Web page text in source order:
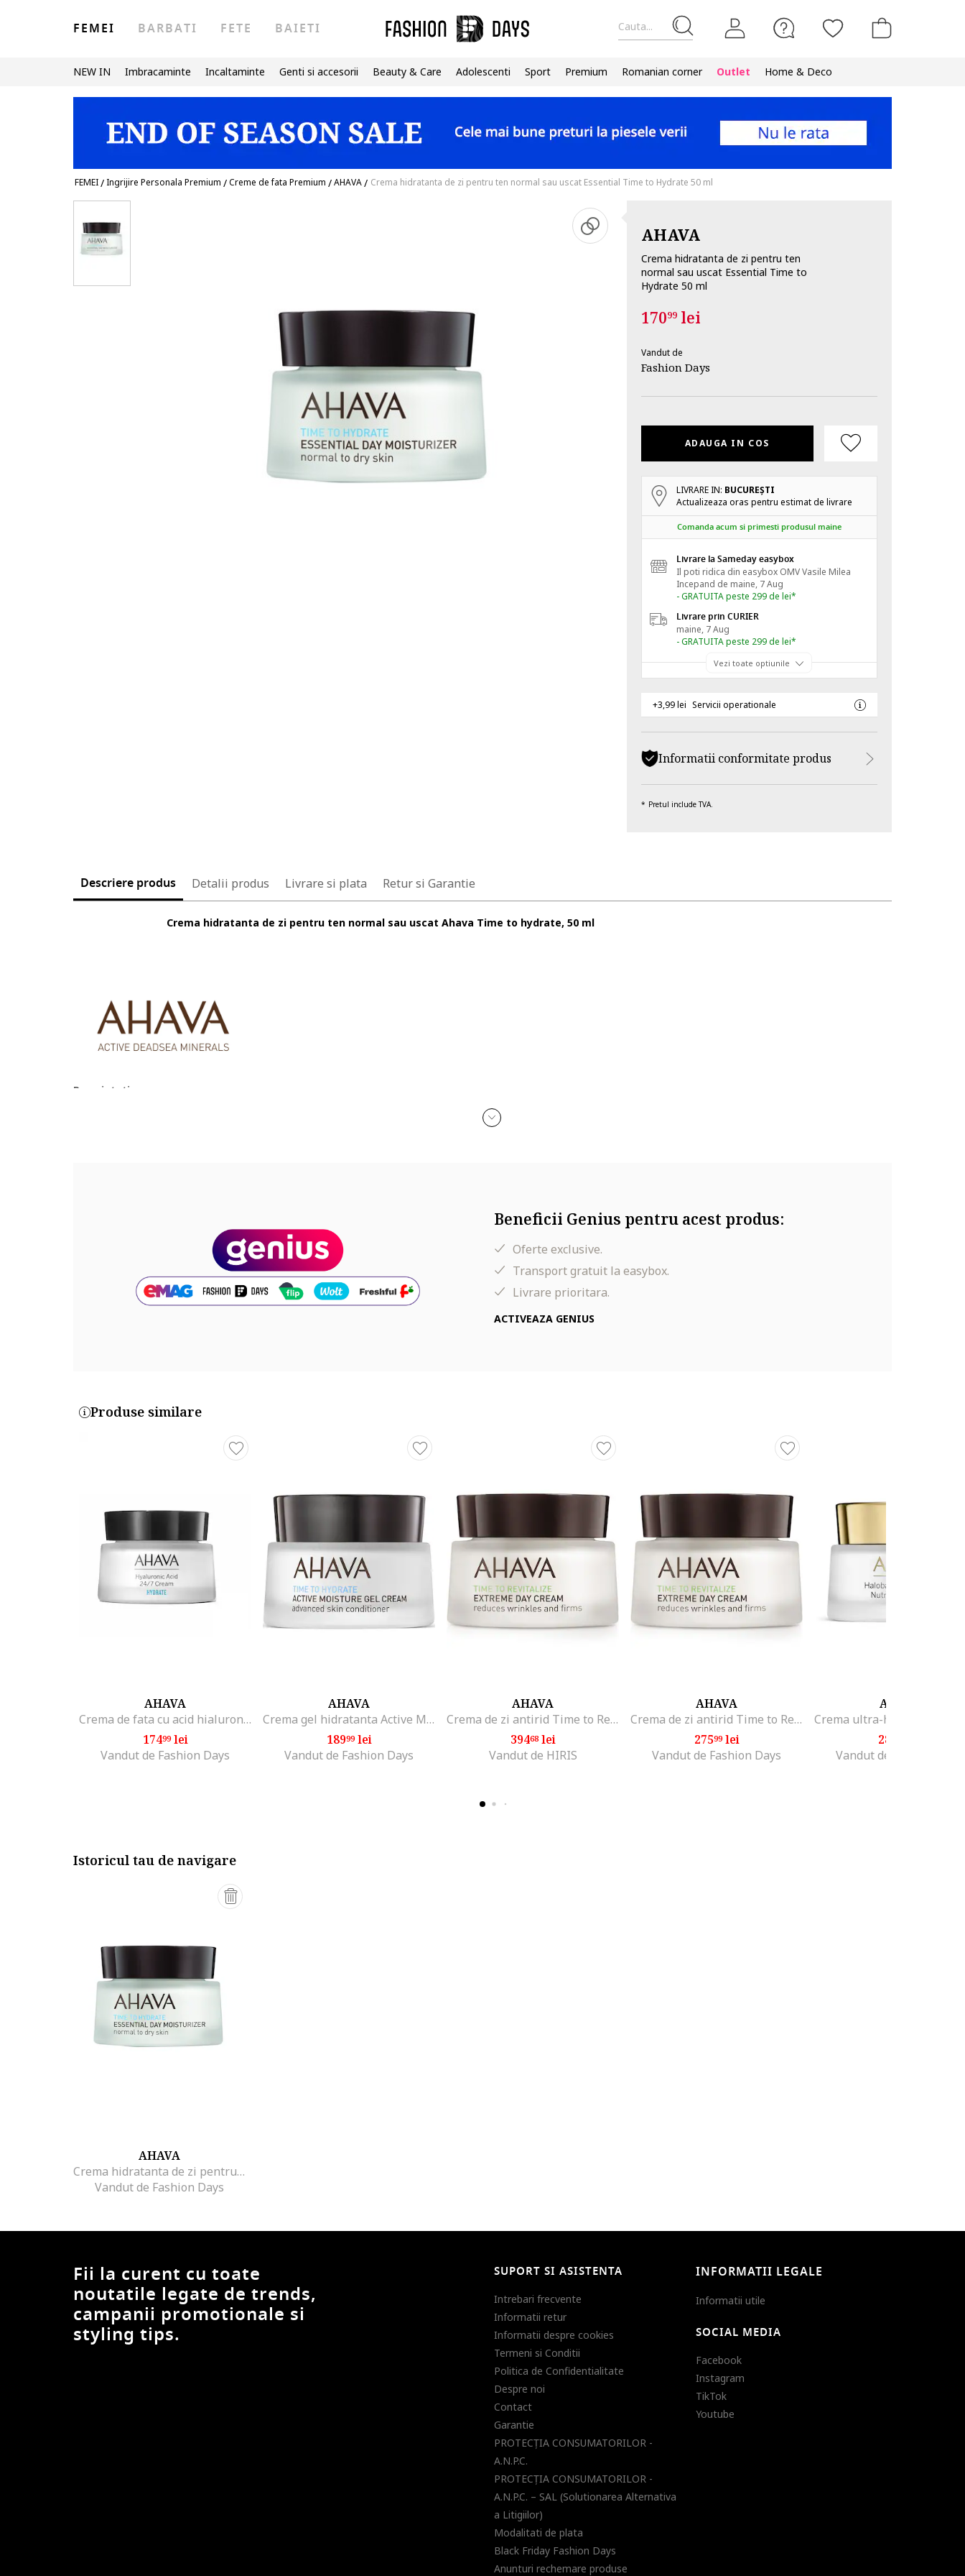
Cauta...
FEMEI BARBATI FETE BAIETI
NEW IN Imbracaminte Incaltaminte Genti si accesorii Beauty & Care Adolescenti Sport Premium Romanian corner Outlet Home & Deco
FEMEI/Ingrijire Personala Premium /Creme de fata Premium /AHAVA/ Crema hidratanta de zi pentru ten normal sau uscat Essential Time to Hydrate 50 ml
AHAVA
Crema hidratanta de zi pentru ten
normal sau uscat Essential Time to
Hydrate 50 ml
17099lei
Vandut de
Fashion Days
ADAUGA IN COS
LIVRARE IN: BUCUREŞTI
Actualizeaza oras pentru estimat de livrare
Comanda acum si primesti produsul maine
Livrare la Sameday easybox
Il poti ridica din easybox OMV Vasile Milea
Incepand de maine, 7 Aug
- GRATUITA peste 299 de lei*
Livrare prin CURIER
maine, 7 Aug
- GRATUITA peste 299 de lei*
Vezi toate optiunile
+3,99 lei Servicii operationale
Informatii conformitate produs
Pretul include TVA.
Descriere produs Detalii produs Livrare si plata Retur si Garantie
Crema hidratanta de zi pentru ten normal sau uscat Ahava Time to hydrate, 50 ml
Proprietati:
imbogatita cu Osmoter, mixul exclusiv de minerale Ahava de la Marea Moarta, aceasta crema bogata se absoarbe rapid,
Aqua (Mineral Spring Water), Ethylhexyl Palmitate, Isopropylmyristate,Glyceryl Stearate, Cetyl Alcohol, Propanediol(Corn derived
Glycol), Aloe Barbadensis Leaf Juice,Peg-40 Stearate, Sorbitan Tristearate,Phenoxyethanol, Glycerin, Maris Aqua (Dead Sea
Water), Caprylyl Glycol, Chlorphenesin, Alanine, Glycine, Magnesium Aspartate,Saccharide Hydrolysate, Dimethicone, Allantoin,
Creatine, Parfum (Fragrance), Tocopherol (Vitamin E), Urea, Linalool,Hexyl Cinnamal, Hydroxyisohexyl 3-Cyclohexene
Carboxaldehyde.
Mod de utilizare:
Beneficii Genius pentru acest produs:
Oferte exclusive.
Transport gratuit la easybox.
Livrare prioritara.
ACTIVEAZA GENIUS
Produse similare
AHAVA
Crema de fata cu acid hialuronic Hydrate, 50 ml
17499lei
Vandut de Fashion Days
AHAVA
Crema gel hidratanta Active Moisture Gel, 50 ml
18999lei
Vandut de Fashion Days
AHAVA
Crema de zi antirid Time to Revitalize Extreme, 50 ml
39468lei
Vandut de HIRIS
AHAVA
Crema de zi antirid Time to Revitalize Extreme, 50 ml
27599lei
Vandut de Fashion Days
AHAVA
285
Vandut de Fashion Days
Istoricul tau de navigare
AHAVA
Crema hidratanta de zi pentru ten normal sau uscat Essential Time to Hydrate 50 ml
Vandut de Fashion Days
Fii la curent cu toate
noutatile legate de trends,
campanii promotionale si
styling tips.
SUPORT SI ASISTENTA
Intrebari frecvente
Informatii retur
Informatii despre cookies
Termeni si Conditii
Politica de Confidentialitate
Despre noi
Contact
Garantie
PROTECŢIA CONSUMATORILOR -
A.N.P.C.
PROTECŢIA CONSUMATORILOR -
A.N.P.C. – SAL (Solutionarea Alternativa
a Litigiilor)
Modalitati de plata
Black Friday Fashion Days
Anunturi rechemare produse
INFORMATII LEGALE
Informatii utile
SOCIAL MEDIA
Facebook
Instagram
TikTok
Youtube